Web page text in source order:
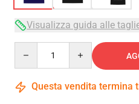
Visualizza guida alle
Questa vendita termina